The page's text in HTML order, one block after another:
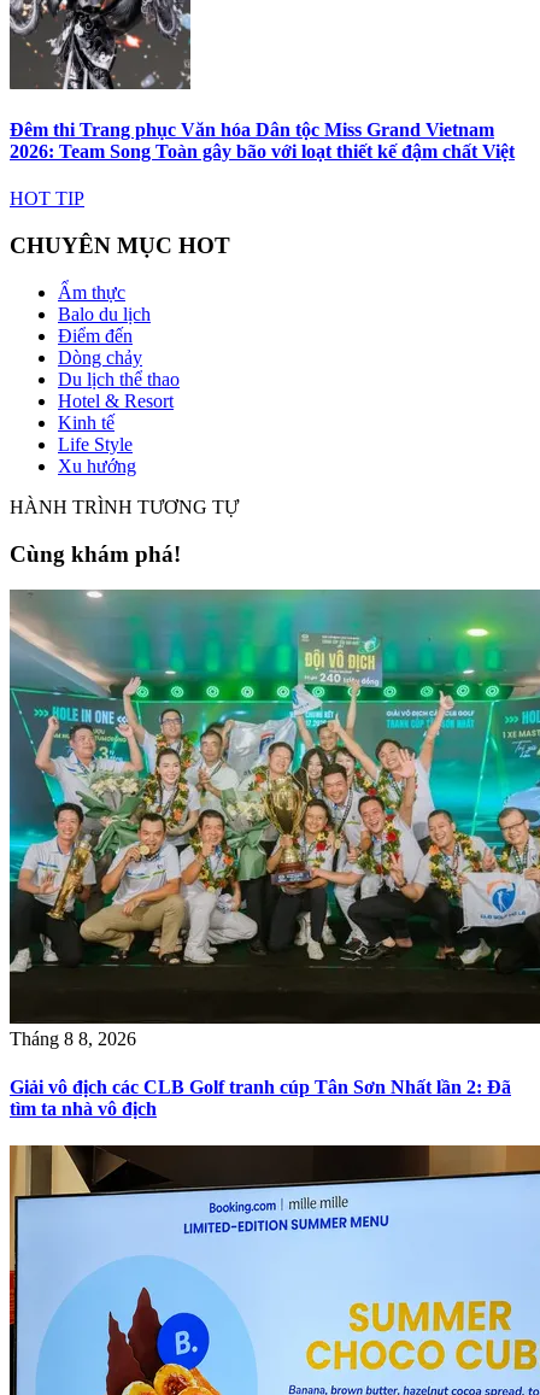
Đêm thi Trang phục Văn hóa Dân tộc Miss Grand Vietnam
2026: Team Song Toàn gây bão với loạt thiết kế đậm chất Việt
HOT TIP
CHUYÊN MỤC HOT
Ẩm thực
Balo du lịch
Điểm đến
Dòng chảy
Du lịch thể thao
Hotel & Resort
Kinh tế
Life Style
Xu hướng
HÀNH TRÌNH TƯƠNG TỰ
Cùng khám phá!
Tháng 8 8, 2026
Giải vô địch các CLB Golf tranh cúp Tân Sơn Nhất lần 2: Đã
tìm ta nhà vô địch